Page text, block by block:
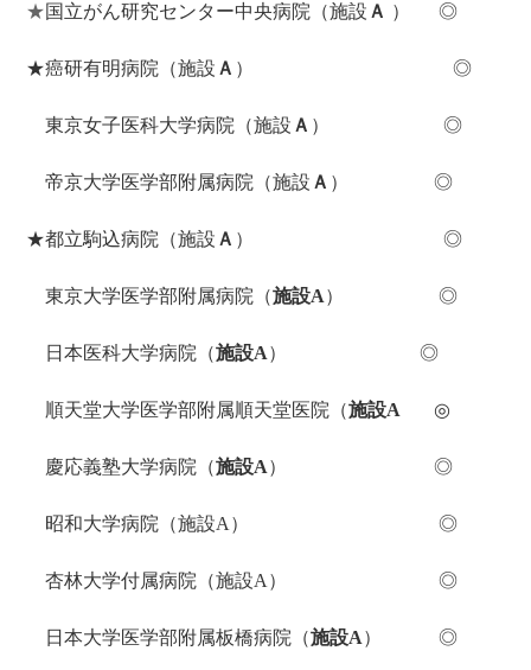
★国立がん研究センター中央病院（施設 Ａ ）◎
★癌研有明病院（施設 Ａ ）◎
東京女子医科大学病院（施設 Ａ ） ◎
帝京大学医学部附属病院（施設 Ａ ） ◎
★都立駒込病院（施設 Ａ ）◎
東京大学医学部附属病院（施設A） ◎
日本医科大学病院（施設A）◎
順天堂大学医学部附属順天堂医院（施設A ◎
慶応義塾大学病院（施設A）◎
昭和大学病院（施設A） ◎
杏林大学付属病院（施設A ）◎
日本大学医学部附属板橋病院（施設A） ◎